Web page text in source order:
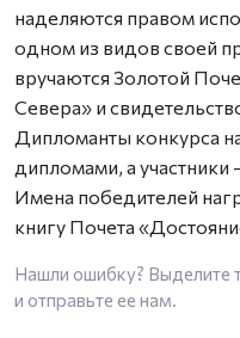
наделяются правом
одном из видов своей
вручаются Золотой
Севера» и
Дипломанты конкурса
дипломами, а
Имена победителей
книгу Почета
Нашли ошибку? Выделите
и отправьте ее нам.